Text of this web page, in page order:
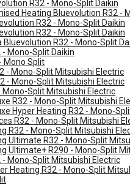
R32 - Mono-Split Daikin
Heating Bluevolution R32 -
R32 - Mono-Split Daikin
R32 - Mono-Split Daikin
Bluevolution R32 - Mono-Split
- Mono-Split Daikin
Mono Split
- Mono-Split Mitsubishi Electric
- Mono-Split Mitsubishi Electric
Mono-Split Mitsubishi Electric
R32 - Mono-Split Mitsubishi
Hyper Heating R32 - Mono-
R32 - Mono-Split Mitsubishi
R32 - Mono-Split Mitsubishi
Ultimate R32 - Mono-Split
Ultimate+ R290 - Mono-Split
- Mono-Split Mitsubishi Electric
Heating R32 - Mono-Split